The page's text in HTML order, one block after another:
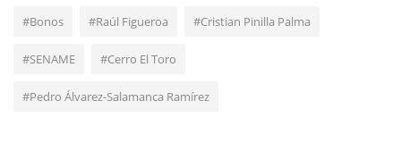
#Bonos #Raúl Figueroa #Cristian Pinilla Palma
#SENAME #Cerro El Toro
#Pedro Álvarez-Salamanca Ramírez